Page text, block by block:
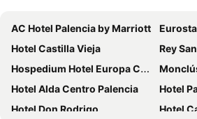
AC Hotel Palencia by Marriott
Hotel Castilla Vieja
Rey
Hospedium Hotel Europa Centro
Hotel Alda Centro Palencia
Hotel
Hotel Don Rodrigo
Hotel